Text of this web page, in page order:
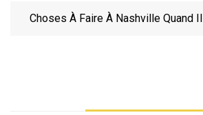
Machine À Expresso
Choses À Faire À Nashville Quand Il